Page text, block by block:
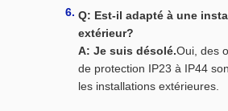
Q: Est-il adapté à une
extérieur?
A: Je suis désolé.Oui, des
de protection IP23 à IP44
les installations extérieures.